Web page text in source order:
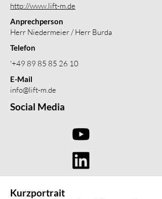
http://www.lift-m.de
Anprechperson
Herr Niedermeier / Herr Burda
Telefon
'+49 89 85 85 26 10
E-Mail
info@lift-m.de
Social Media
Kurzportrait